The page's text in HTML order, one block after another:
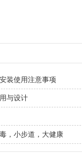
装使用注意事项
与设计
，小步道，大健康